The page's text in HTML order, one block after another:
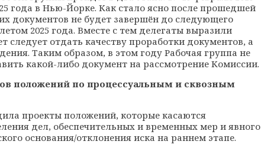
года в Нью-Йорке. Как стало ясно после прошедшей
документов не будет завершён до следующего
2025 года. Вместе с тем делегаты выразили
следует отдать качеству проработки документов, а
Таким образом, в этом году Рабочая группа не
какой-либо документ на рассмотрение Комиссии.
положений по процессуальным и сквозным
проекты положений, которые касаются
дел, обеспечительных и временных мер и явного
основания/отклонения иска на раннем этапе.